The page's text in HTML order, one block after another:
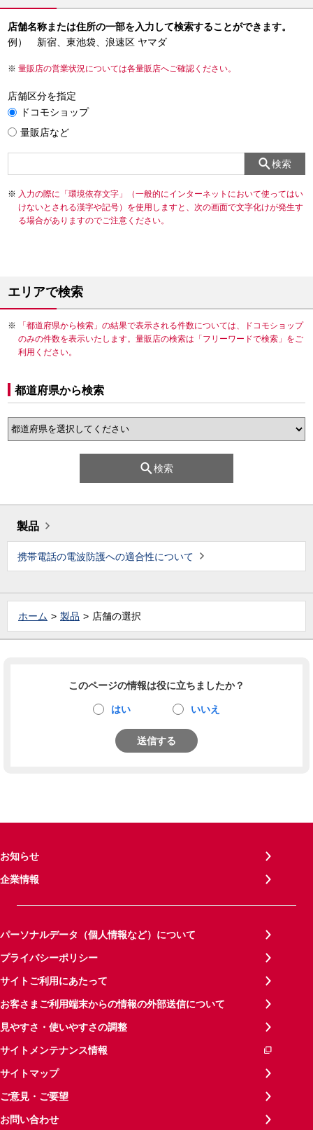
店舗名称または住所の一部を入力して検索することができます。
例） 新宿、東池袋、浪速区 ヤマダ
量販店の営業状況については各量販店へご確認ください。
店舗区分を指定
ドコモショップ
量販店など
検索
入力の際に「環境依存文字」（一般的にインターネットにおいて使ってはい
けないとされる漢字や記号）を使用しますと、次の画面で文字化けが発生す
る場合がありますのでご注意ください。
エリアで検索
「都道府県から検索」の結果で表示される件数については、ドコモショップ
のみの件数を表示いたします。量販店の検索は「フリーワードで検索」をご
利用ください。
都道府県から検索
検索
製品
携帯電話の電波防護への適合性について
ホーム 製品 店舗の選択
このページの情報は役に立ちましたか？
はい いいえ
送信する
お知らせ
企業情報
パーソナルデータ（個人情報など）について
プライバシーポリシー
サイトご利用にあたって
お客さまご利用端末からの情報の外部送信について
見やすさ・使いやすさの調整
サイトメンテナンス情報
サイトマップ
ご意見・ご要望
お問い合わせ